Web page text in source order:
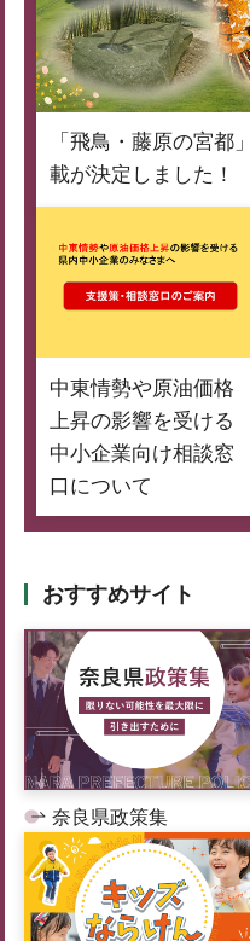
「飛鳥・藤原の宮都
載が決定しました！
中東情勢や原油価格
上昇の影響を受ける
中小企業向け相談窓
口について
おすすめサイト
奈良県政策集